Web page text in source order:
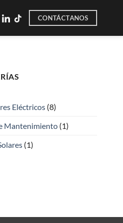
- CONTÁCTANOS
Eléctricos(8)
Mantenimiento(1)
(1)